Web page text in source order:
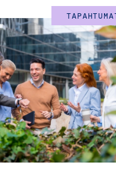
teollisuuden
OHJELMA 12.2.2025
Tilaisuuden moderoi
11.30 – 12.30
12.30Tervetuloa
12.40Avaussanat